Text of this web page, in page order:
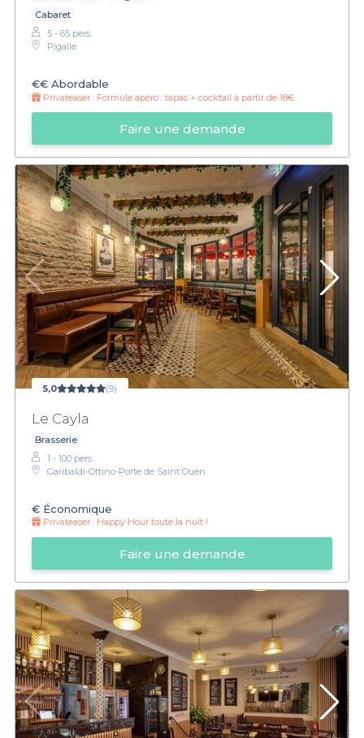
Cabaret
5 - 65 pers.
Pigalle
€€ Abordable
Privateaser : Formule apéro : tapas + cocktail à partir de 18€
Faire une demande
5,0 (9)
Le Cayla
Brasserie
1 - 100 pers.
Garibaldi-Ottino-Porte de Saint Ouen
€ Économique
Privateaser : Happy Hour toute la nuit !
Faire une demande